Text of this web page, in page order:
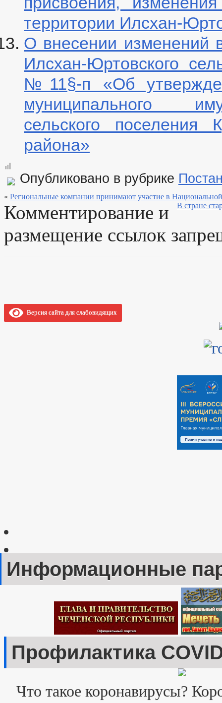
территории Илсхан-
О внесении изменений
Илсхан-Юртовского
№11§-п «Об
муниципального
сельского поселения
района»
Опубликовано в рубрике
« Региональные компании принимают участие в
В стране
Комментирование и
размещение ссылок
Версия сайта для слабовидящих
Информационные
Профилактика
Что такое коронавирусы?